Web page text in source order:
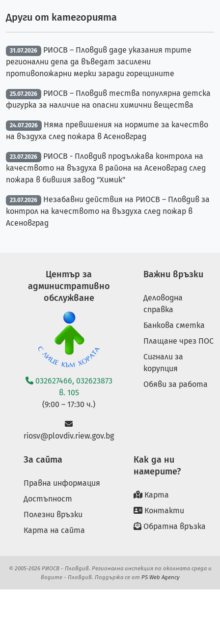
Други от категорията
31.07.2026
РИОСВ – Пловдив даде указания трите
регионални депа да въведат засилени
противопожарни мерки заради горещините
25.07.2026
РИОСВ – Пловдив тества популярна детска
фигурка за наличие на опасни химични вещества
24.07.2026
Няма превишения на нормите за качество
на въздуха след пожара в Асеновград
23.07.2026
РИОСВ - Пловдив продължава контрола на
качеството на въздуха в района на Асеновград след
пожара в бившия завод "Химик"
23.07.2026
Незабавни действия на РИОСВ – Пловдив за
контрол на качеството на въздуха след пожар в
Асеновград
Център за
административно
обслужване
032627466, 032623873
в. 105
(9:00 – 17:30 ч.)
riosv@plovdiv.riew.gov.bg
Важни връзки
Деловодна
справка
Банкова сметка
Плащане чрез ПОС
Сигнали за
корупция
Обяви за работа
За сайта
Правна информация
Достъпност
Полезни връзки
Карта на сайта
Как да ни
намерите?
Карта
Контакти
Обратна връзка
© 2005-2026 РИОСВ - Пловдив. Регионална инспекция по околната среда и
водите - Пловдив. Поддържа се от PS Web Agency